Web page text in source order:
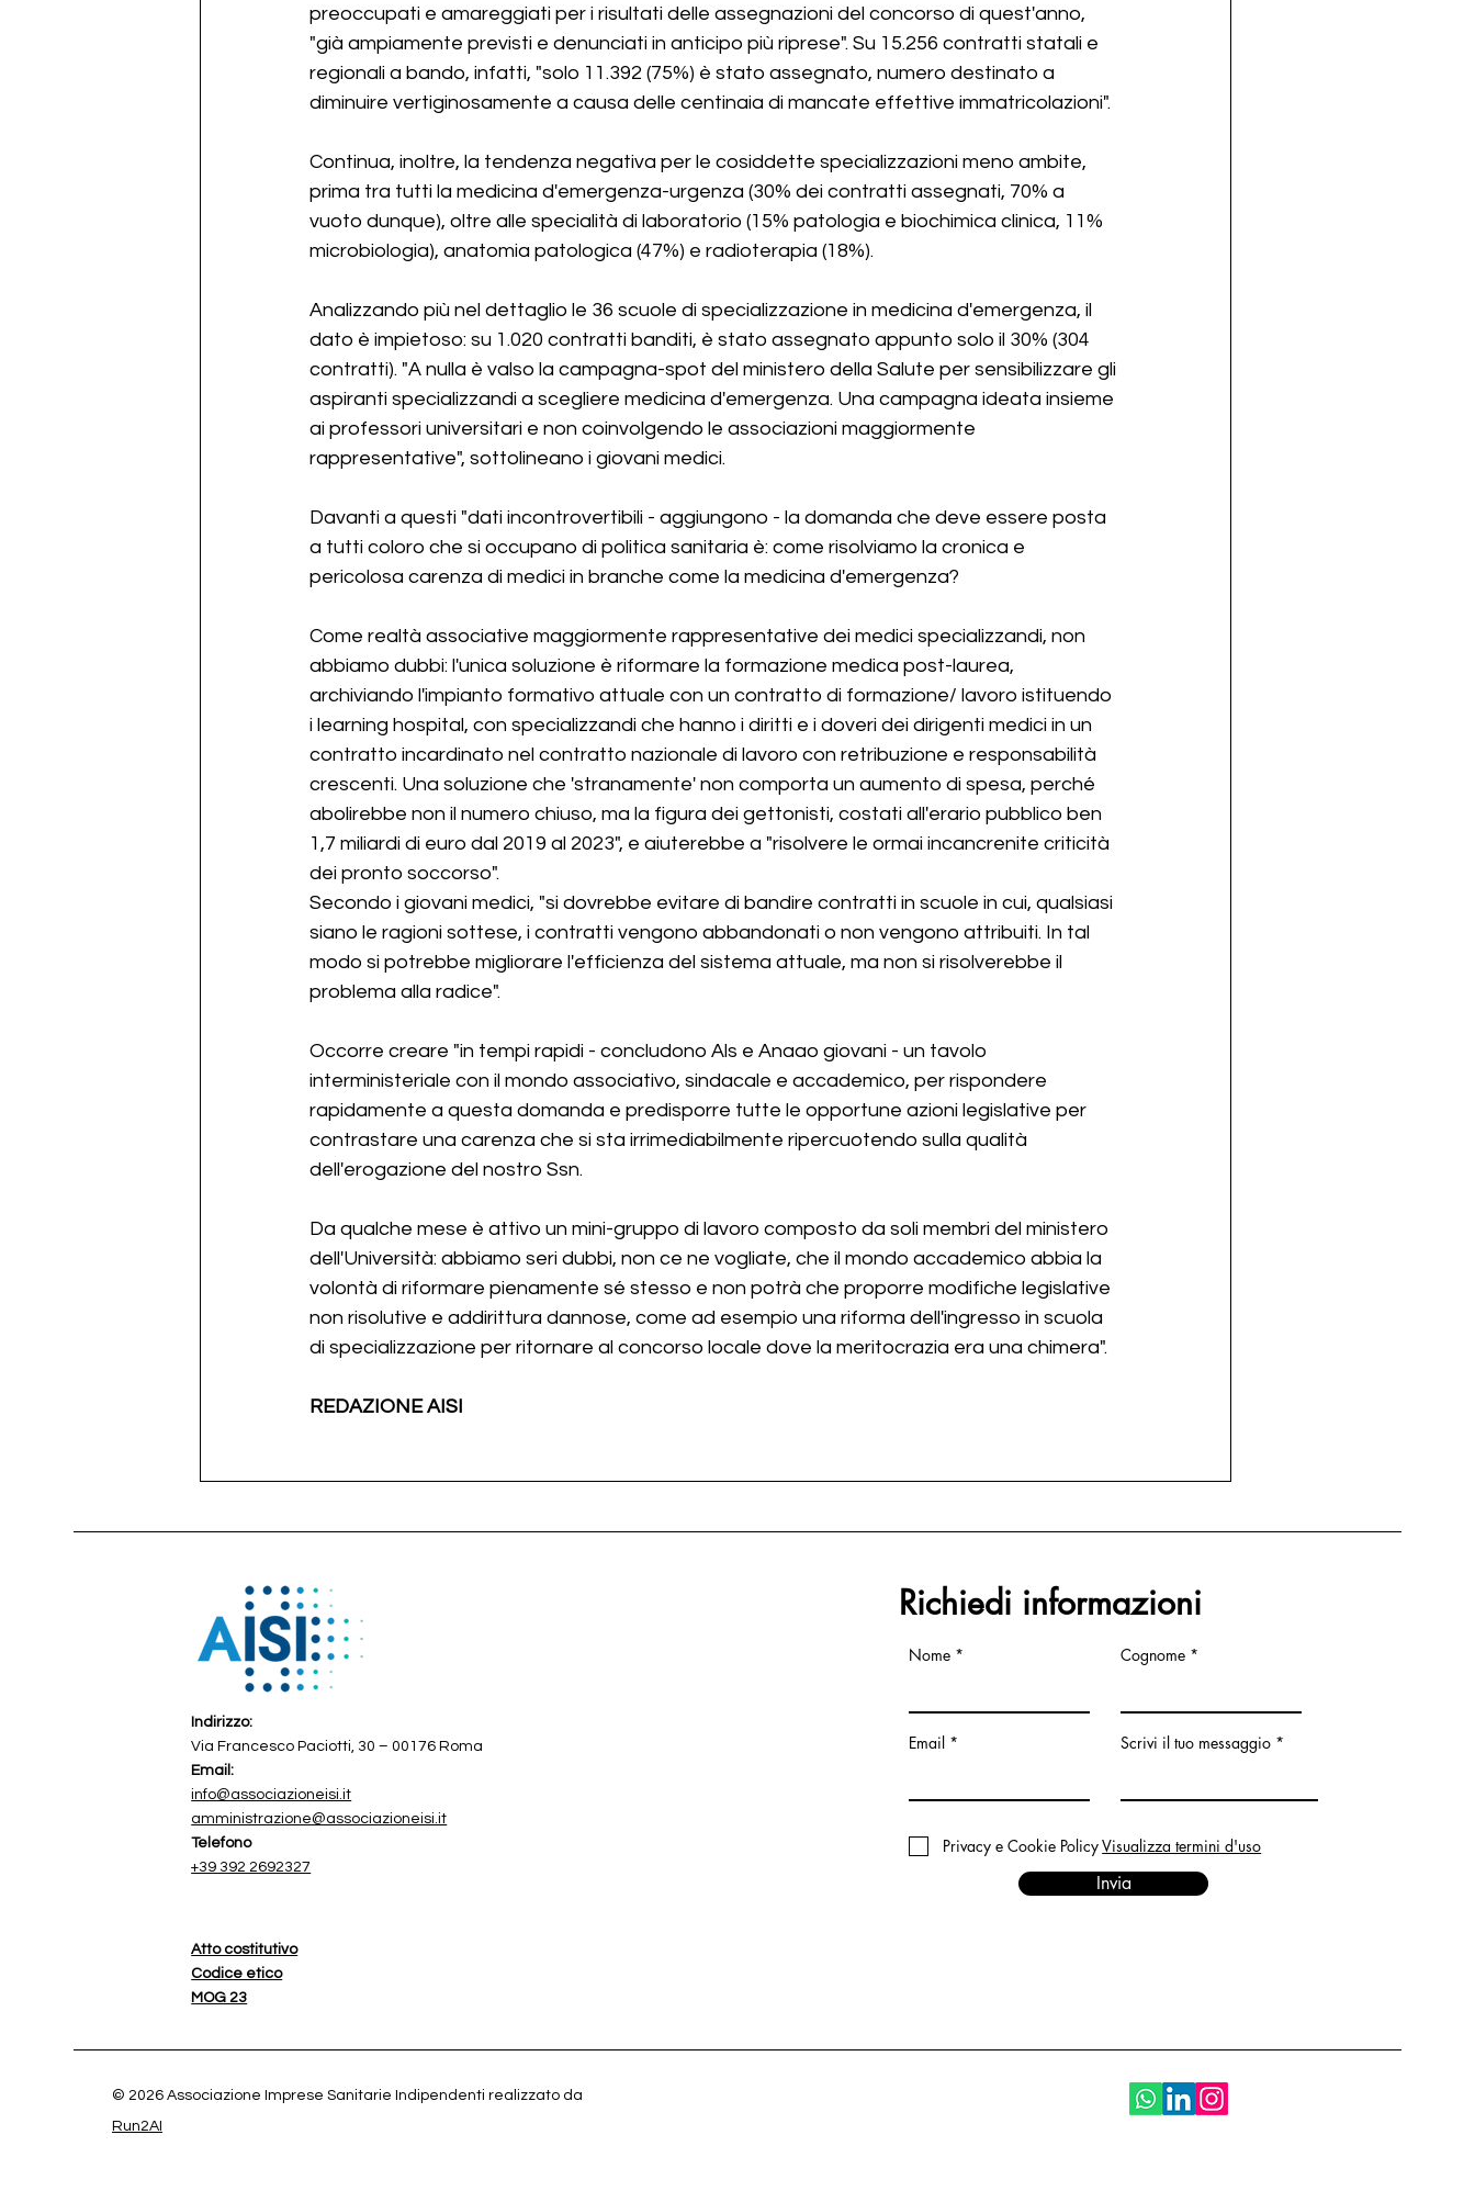
preoccupati e amareggiati per i risultati delle assegnazioni del concorso di quest'anno,
"già ampiamente previsti e denunciati in anticipo più riprese". Su 15.256 contratti statali e
regionali a bando, infatti, "solo 11.392 (75%) è stato assegnato, numero destinato a
diminuire vertiginosamente a causa delle centinaia di mancate effettive immatricolazioni".
Continua, inoltre, la tendenza negativa per le cosiddette specializzazioni meno ambite,
prima tra tutti la medicina d'emergenza-urgenza (30% dei contratti assegnati, 70% a
vuoto dunque), oltre alle specialità di laboratorio (15% patologia e biochimica clinica, 11%
microbiologia), anatomia patologica (47%) e radioterapia (18%).
Analizzando più nel dettaglio le 36 scuole di specializzazione in medicina d'emergenza, il
dato è impietoso: su 1.020 contratti banditi, è stato assegnato appunto solo il 30% (304
contratti). "A nulla è valso la campagna-spot del ministero della Salute per sensibilizzare gli
aspiranti specializzandi a scegliere medicina d'emergenza. Una campagna ideata insieme
ai professori universitari e non coinvolgendo le associazioni maggiormente
rappresentative", sottolineano i giovani medici.
Davanti a questi "dati incontrovertibili - aggiungono - la domanda che deve essere posta
a tutti coloro che si occupano di politica sanitaria è: come risolviamo la cronica e
pericolosa carenza di medici in branche come la medicina d'emergenza?
Come realtà associative maggiormente rappresentative dei medici specializzandi, non
abbiamo dubbi: l'unica soluzione è riformare la formazione medica post-laurea,
archiviando l'impianto formativo attuale con un contratto di formazione/ lavoro istituendo
i learning hospital, con specializzandi che hanno i diritti e i doveri dei dirigenti medici in un
contratto incardinato nel contratto nazionale di lavoro con retribuzione e responsabilità
crescenti. Una soluzione che 'stranamente' non comporta un aumento di spesa, perché
abolirebbe non il numero chiuso, ma la figura dei gettonisti, costati all'erario pubblico ben
1,7 miliardi di euro dal 2019 al 2023", e aiuterebbe a "risolvere le ormai incancrenite criticità
dei pronto soccorso".
Secondo i giovani medici, "si dovrebbe evitare di bandire contratti in scuole in cui, qualsiasi
siano le ragioni sottese, i contratti vengono abbandonati o non vengono attribuiti. In tal
modo si potrebbe migliorare l'efficienza del sistema attuale, ma non si risolverebbe il
problema alla radice".
Occorre creare "in tempi rapidi - concludono Als e Anaao giovani - un tavolo
interministeriale con il mondo associativo, sindacale e accademico, per rispondere
rapidamente a questa domanda e predisporre tutte le opportune azioni legislative per
contrastare una carenza che si sta irrimediabilmente ripercuotendo sulla qualità
dell'erogazione del nostro Ssn.
Da qualche mese è attivo un mini-gruppo di lavoro composto da soli membri del ministero
dell'Università: abbiamo seri dubbi, non ce ne vogliate, che il mondo accademico abbia la
volontà di riformare pienamente sé stesso e non potrà che proporre modifiche legislative
non risolutive e addirittura dannose, come ad esempio una riforma dell'ingresso in scuola
di specializzazione per ritornare al concorso locale dove la meritocrazia era una chimera".
REDAZIONE AISI
Indirizzo:
Via Francesco Paciotti, 30 – 00176 Roma
Email:
info@associazioneisi.it
amministrazione@associazioneisi.it
Telefono
+39 392 2692327
Atto costitutivo
Codice etico
MOG 23
Richiedi informazioni
Nome
Email
Cognome
Scrivi il tuo messaggio
Privacy e Cookie PolicyVisualizza termini d'uso
Invia
© 2026 Associazione Imprese Sanitarie Indipendenti realizzato da
Run2AI